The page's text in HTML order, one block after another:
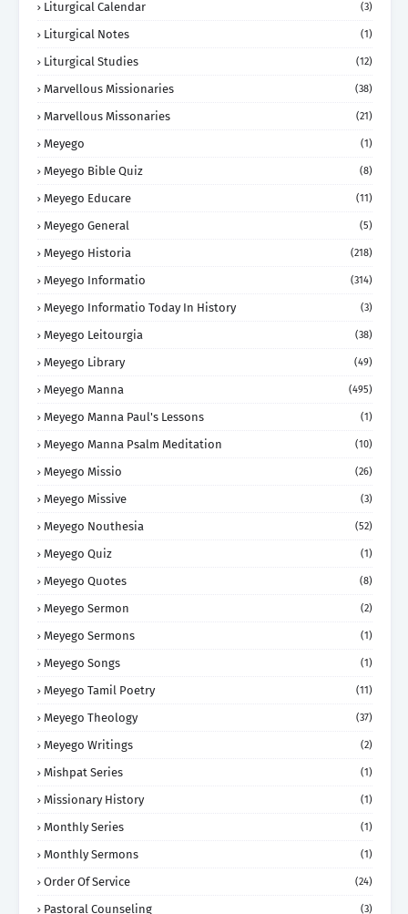
Liturgical Calendar (3)
Liturgical Notes (1)
Liturgical Studies (12)
Marvellous Missionaries (38)
Marvellous Missonaries (21)
Meyego (1)
Meyego Bible Quiz (8)
Meyego Educare (11)
Meyego General (5)
Meyego Historia (218)
Meyego Informatio (314)
Meyego Informatio Today In History (3)
Meyego Leitourgia (38)
Meyego Library (49)
Meyego Manna (495)
Meyego Manna Paul's Lessons (1)
Meyego Manna Psalm Meditation (10)
Meyego Missio (26)
Meyego Missive (3)
Meyego Nouthesia (52)
Meyego Quiz (1)
Meyego Quotes (8)
Meyego Sermon (2)
Meyego Sermons (1)
Meyego Songs (1)
Meyego Tamil Poetry (11)
Meyego Theology (37)
Meyego Writings (2)
Mishpat Series (1)
Missionary History (1)
Monthly Series (1)
Monthly Sermons (1)
Order Of Service (24)
Pastoral Counseling (3)